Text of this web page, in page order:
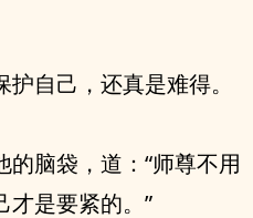
自己，还真是难得。
脑袋，道：“师尊不用
才是要紧的。”